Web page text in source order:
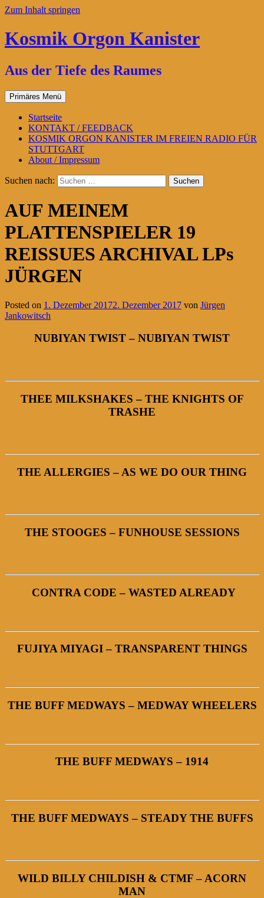
Zum Inhalt springen
Kosmik Orgon Kanister
Aus der Tiefe des Raumes
Primäres Menü
Startseite
KONTAKT / FEEDBACK
KOSMIK ORGON KANISTER IM FREIEN RADIO FÜR
STUTTGART
About / Impressum
Suchen nach:
AUF MEINEM
PLATTENSPIELER 19
REISSUES ARCHIVAL LPs
JÜRGEN
Posted on 1. Dezember 20172. Dezember 2017 von Jürgen
Jankowitsch
NUBIYAN TWIST – NUBIYAN TWIST
THEE MILKSHAKES – THE KNIGHTS OF
TRASHE
THE ALLERGIES – AS WE DO OUR THING
THE STOOGES – FUNHOUSE SESSIONS
CONTRA CODE – WASTED ALREADY
FUJIYA MIYAGI – TRANSPARENT THINGS
THE BUFF MEDWAYS – MEDWAY WHEELERS
THE BUFF MEDWAYS – 1914
THE BUFF MEDWAYS – STEADY THE BUFFS
WILD BILLY CHILDISH & CTMF – ACORN
MAN